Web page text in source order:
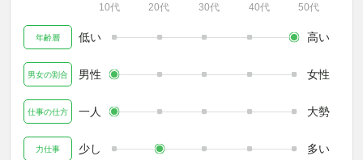
10代 20代 30代 40代 50代
年齢層 低い 高い
男女の割合 男性 女性
仕事の仕方 一人 大勢
力仕事 少し 多い